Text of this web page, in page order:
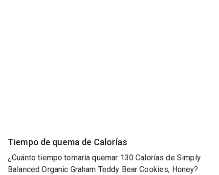
Tiempo de quema de Calorías
¿Cuánto tiempo tomaría quemar 130 Calorías de Simply
Balanced Organic Graham Teddy Bear Cookies, Honey?